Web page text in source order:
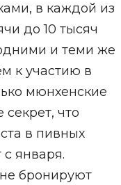
в каждой из
до 10 тысяч
и теми же
к участию в
мюнхенские
что
в пивных
января.
бронируют